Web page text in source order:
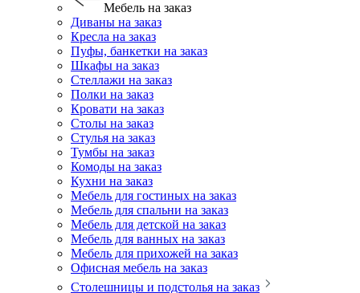
Мебель на заказ
Диваны на заказ
Кресла на заказ
Пуфы, банкетки на заказ
Шкафы на заказ
Стеллажи на заказ
Полки на заказ
Кровати на заказ
Столы на заказ
Стулья на заказ
Тумбы на заказ
Комоды на заказ
Кухни на заказ
Мебель для гостиных на заказ
Мебель для спальни на заказ
Мебель для детской на заказ
Мебель для ванных на заказ
Мебель для прихожей на заказ
Офисная мебель на заказ
Столешницы и подстолья на заказ